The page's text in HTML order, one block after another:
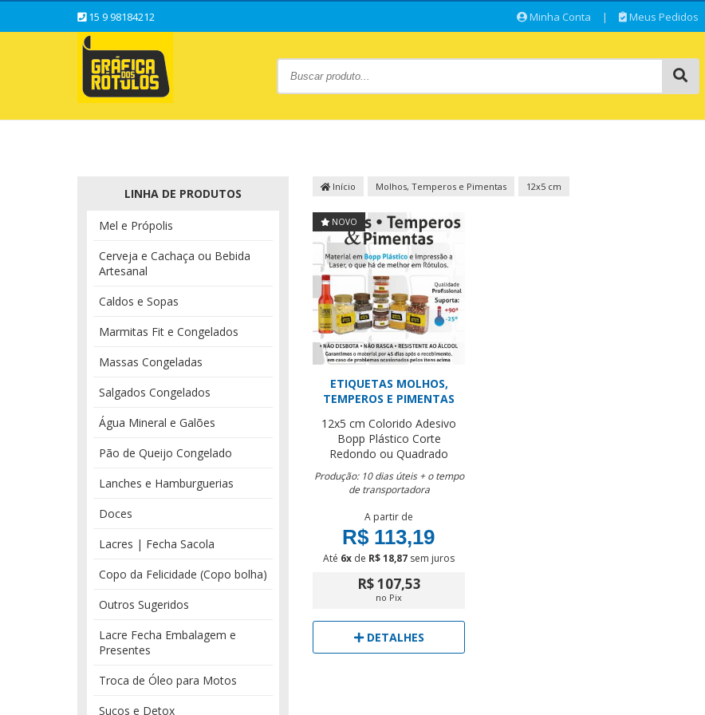
15 9 98184212 Minha Conta | Meus Pedidos
LINHA DE PRODUTOS
Mel e Própolis
Cerveja e Cachaça ou Bebida
Artesanal
Caldos e Sopas
Marmitas Fit e Congelados
Massas Congeladas
Salgados Congelados
Água Mineral e Galões
Pão de Queijo Congelado
Lanches e Hamburguerias
Doces
Lacres | Fecha Sacola
Copo da Felicidade (Copo bolha)
Outros Sugeridos
Lacre Fecha Embalagem e
Presentes
Troca de Óleo para Motos
Sucos e Detox
Início Molhos, Temperos e Pimentas 12x5 cm
NOVO
ETIQUETAS MOLHOS,
TEMPEROS E PIMENTAS
12x5 cm Colorido Adesivo
Bopp Plástico Corte
Redondo ou Quadrado
Produção: 10 dias úteis + o tempo
de transportadora
A partir de
R$ 113,19
Até 6x de R$ 18,87 sem juros
R$ 107,53
no Pix
DETALHES